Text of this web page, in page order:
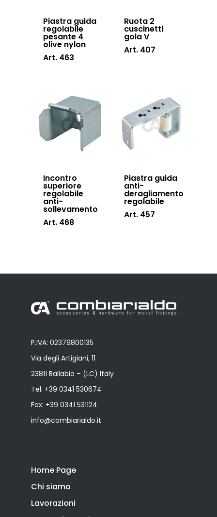
Piastra guida
regolabile
pesante 4
olive nylon
Art. 463
Ruota 2
cuscinetti
gola V
Art. 407
Incontro
superiore
regolabile
anti-
sollevamento
Art. 468
Piastra guida
anti-
deragliamento
regolabile
Art. 457
P.IVA: 02379800135
Via degli Artigiani, 11
23811 Ballabio – (LC) Italy
Tel: +39 0341 530674
Fax: +39 0341 531124
info@combiarialdo.it
Home Page
Chi siamo
Lavorazioni